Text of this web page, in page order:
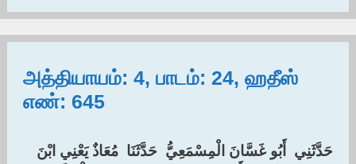
அத்தியாயம்: 4, பாடம்: 24, ஹதீஸ்
எண்: 645
حَدَّثَنِي ‏ ‏أَبُو غَسَّانَ الْمِسْمَعِيُّ ‏ ‏حَدَّثَنَا ‏ ‏مُعَاذٌ يَعْنِي ابْنَ